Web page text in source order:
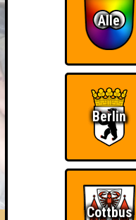
HIGHSCORE
FAQ
Alle
Berlin
Cottbus